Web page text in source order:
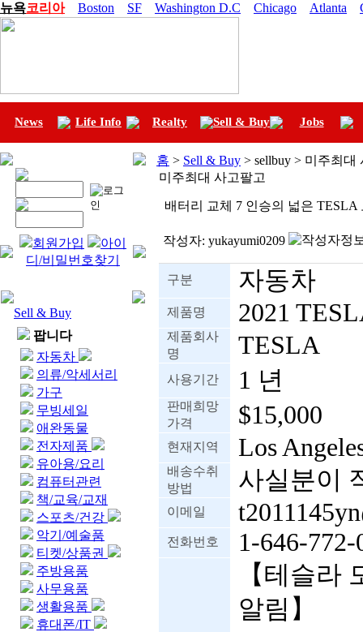
뉴욕코리아 Boston SF Washington D.C Chicago Atlanta
News Life Info Realty Sell & Buy Jobs
회원가입
아이
디/비밀번호찾기
Sell & Buy
팝니다
자동차
의류/악세서리
가구
무빙세일
애완동물
전자제품
유아용/요리
컴퓨터관련
책/교육/교재
스포츠/건강
악기/예술품
티켓/상품권
주방용품
사무용품
생활용품
휴대폰/IT
홈 > Sell & Buy > sellbuy > 미주최대
미주최대 사고팔고
배터리 교체 7 인승의 넓은
작성자: yukayumi0209
구분 자동차
제품명 2021
제품회사
명
TESLA
사용기간 1 년
판매희망
가격
$15,000
현재지역 Los
배송수취
방법
사실분이
이메일
전화번호
1-646-772-
【테슬라
알림】